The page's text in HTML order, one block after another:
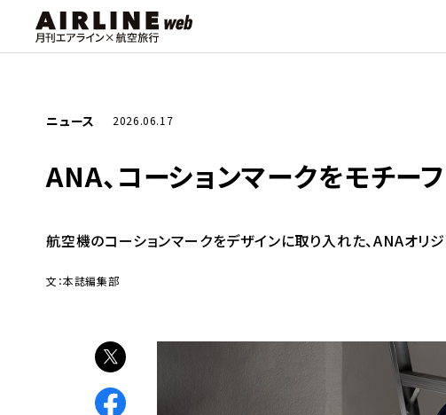
ニュース 2026.06.17
ANA、コーションマークをモチ
航空機のコーションマークをデザインに取り入れた、ANAオリ
文：本誌編集部